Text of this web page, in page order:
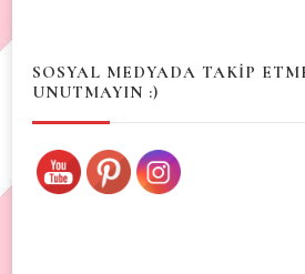
SOSYAL MEDYADA TAKİP
UNUTMAYIN :)